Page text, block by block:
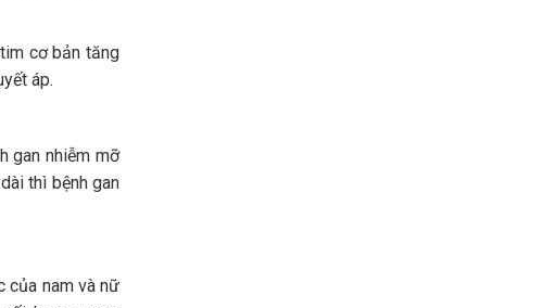
cơ bản tăng
áp.
gan nhiễm mỡ
thì bệnh gan
của nam và nữ